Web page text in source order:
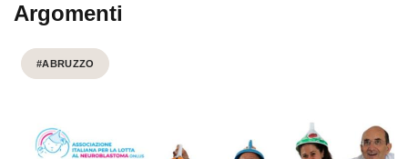
Argomenti
#ABRUZZO